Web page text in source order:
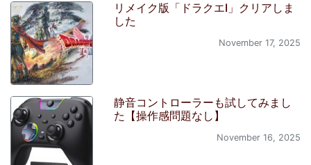
リメイク版「ドラクエI」クリアしま
した
November 17, 2025
静音コントローラーも試してみまし
た【操作感問題なし】
November 16, 2025